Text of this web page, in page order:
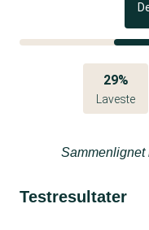
29%
Laveste
Sammenlignet
Testresultater